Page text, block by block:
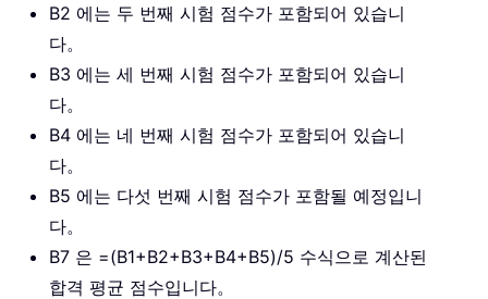
B2 에는 두 번째 시험 점수가 포함되어 있습니
다。
B3 에는 세 번째 시험 점수가 포함되어 있습니
다。
B4 에는 네 번째 시험 점수가 포함되어 있습니
다。
B5 에는 다섯 번째 시험 점수가 포함될 예정입니
다。
B7 은 =(B1+B2+B3+B4+B5)/5 수식으로 계산된
합격 평균 점수입니다。